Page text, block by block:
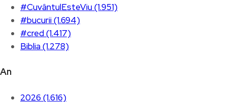
#CuvântulEsteViu (1.951)
#bucurii (1.694)
#cred (1.417)
Biblia (1.278)
An
2026 (1.616)